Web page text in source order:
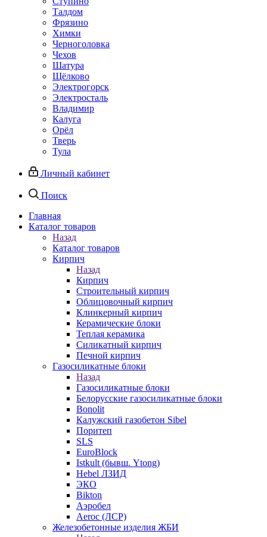
Талдом
Фрязино
Химки
Черноголовка
Чехов
Шатура
Щёлково
Электрогорск
Электросталь
Владимир
Калуга
Орёл
Тверь
Тула
Личный кабинет
Поиск
Главная
Каталог товаров
Назад
Каталог товаров
Кирпич
Назад
Кирпич
Строительный кирпич
Облицовочный кирпич
Клинкерный кирпич
Керамические блоки
Теплая керамика
Силикатный кирпич
Печной кирпич
Газосиликатные блоки
Назад
Газосиликатные блоки
Белорусские газосиликатные блоки
Bonolit
Калужский газобетон Sibel
Поритеп
SLS
EuroBlock
Istkult (бывш. Ytong)
Hebel ЛЗИД
ЭКО
Bikton
Аэробел
Aeroc (ЛСР)
Железобетонные изделия ЖБИ